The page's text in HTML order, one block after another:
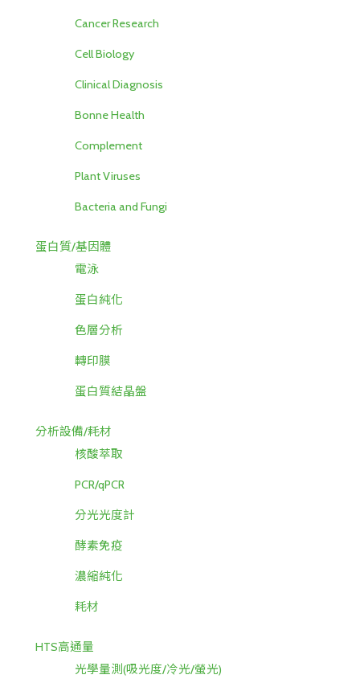
Cancer Research
Cell Biology
Clinical Diagnosis
Bonne Health
Complement
Plant Viruses
Bacteria and Fungi
蛋白質/基因體
電泳
蛋白純化
色層分析
轉印膜
蛋白質結晶盤
分析設備/耗材
核酸萃取
PCR/qPCR
分光光度計
酵素免疫
濃縮純化
耗材
HTS高通量
光學量測(吸光度/冷光/螢光)